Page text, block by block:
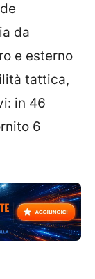
da
e esterno
tattica,
in 46
6